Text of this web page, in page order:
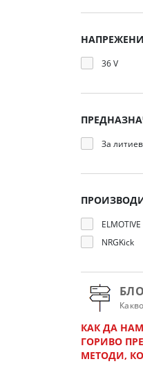
36 V
За
ELMOTIVE
NRGKick
КАК ДА
ГОРИВО
МЕТОДИ,